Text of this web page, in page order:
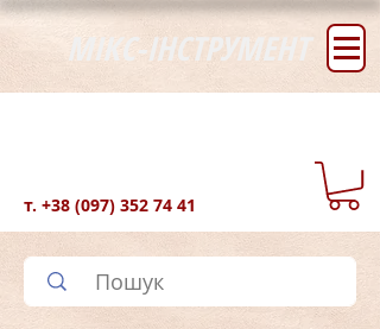
МІКС-ІНСТРУМЕНТ
т. +38 (097) 352 74 41